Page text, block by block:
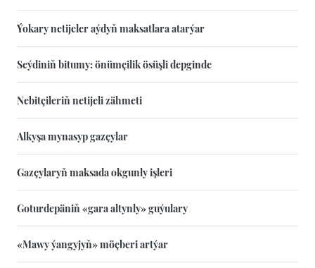
Ýokary netijeler aýdyň maksatlara atarýar
Seýdiniň bitumy: önümçilik ösüşli depginde
Nebitçileriň netijeli zähmeti
Alkyşa mynasyp gazçylar
Gazçylaryň maksada okgunly işleri
Goturdepäniň «gara altynly» guýulary
«Mawy ýangyjyň» möçberi artýar